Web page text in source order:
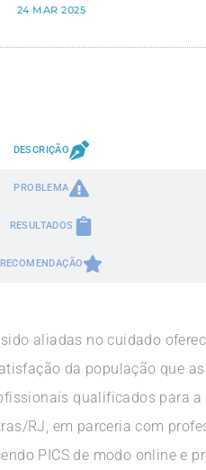
24 MAR 2025
DESCRIÇÃO
PROBLEMA
RESULTADOS
RECOMENDAÇÃO
aliadas no cuidado
da população que
qualificados para
RJ, em parceria com
PICS de modo online e